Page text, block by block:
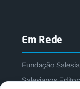
Em Rede
Fundação
Salesianos